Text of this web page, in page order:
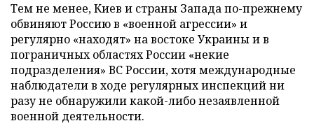
Тем не менее, Киев и страны Запада по-прежнему
обвиняют Россию в «военной агрессии» и
регулярно «находят» на востоке Украины и в
пограничных областях России «некие
подразделения» ВС России, хотя международные
наблюдатели в ходе регулярных инспекций ни
разу не обнаружили какой-либо незаявленной
военной деятельности.